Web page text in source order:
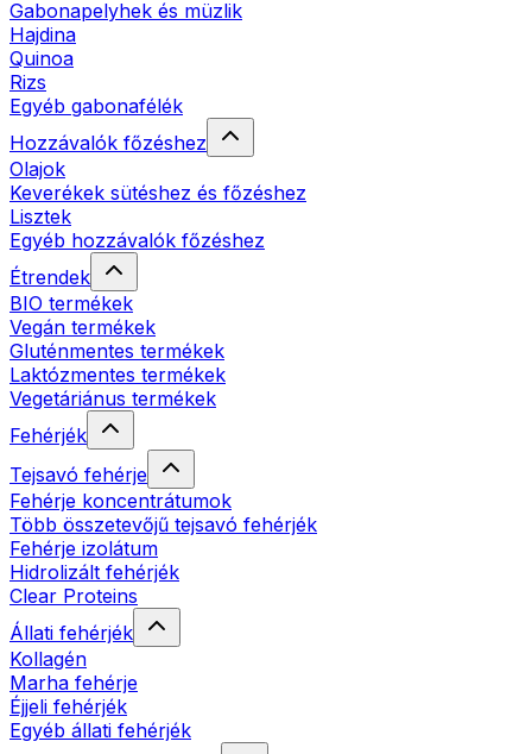
Gabonapelyhek és müzlik
Hajdina
Quinoa
Rizs
Egyéb gabonafélék
Hozzávalók főzéshez
Olajok
Keverékek sütéshez és főzéshez
Lisztek
Egyéb hozzávalók főzéshez
Étrendek
BIO termékek
Vegán termékek
Gluténmentes termékek
Laktózmentes termékek
Vegetáriánus termékek
Fehérjék
Tejsavó fehérje
Fehérje koncentrátumok
Több összetevőjű tejsavó fehérjék
Fehérje izolátum
Hidrolizált fehérjék
Clear Proteins
Állati fehérjék
Kollagén
Marha fehérje
Éjjeli fehérjék
Egyéb állati fehérjék